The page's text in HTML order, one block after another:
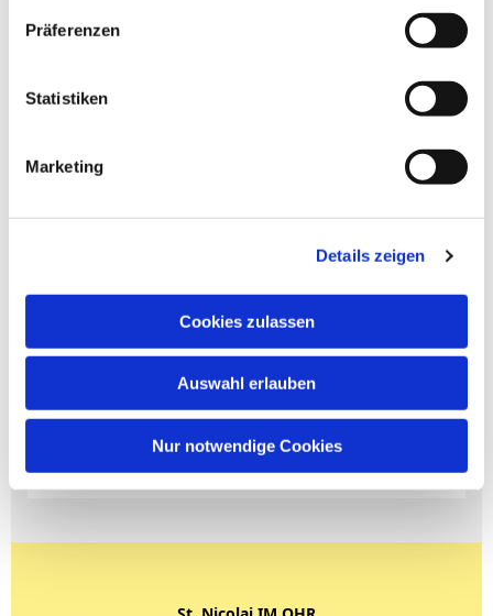
Präferenzen
Statistiken
Marketing
Details zeigen
Cookies zulassen
Auswahl erlauben
Nur notwendige Cookies